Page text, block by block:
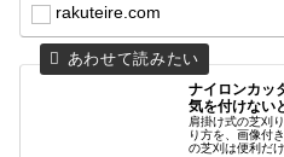
rakuteire.com
ナイロンカ
気を付けない
肩掛け式の芝刈
り方を、画像付
の芝刈は便利だ